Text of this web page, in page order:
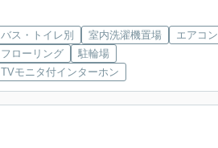
バス・トイレ別 室内洗濯機置場
エアコン
フローリング
駐輪場
TVモニタ付インターホン